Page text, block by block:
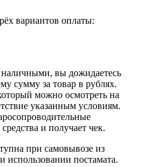
вариантов оплаты:
вы дожидаетесь
сумму за товар в рублях.
можно осмотреть на
указанным условиям.
и получает чек.
при самовывозе из
использовании постамата.